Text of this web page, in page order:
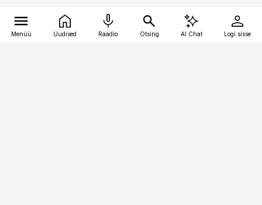
Menüü Uudised Raadio Otsing AI Chat Logi sisse